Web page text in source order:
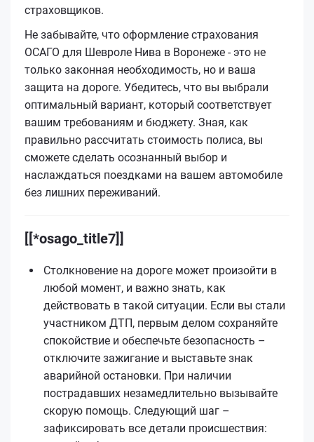
страховщиков.
Не забывайте, что оформление страхования
ОСАГО для Шевроле Нива в Воронеже - это не
только законная необходимость, но и ваша
защита на дороге. Убедитесь, что вы выбрали
оптимальный вариант, который соответствует
вашим требованиям и бюджету. Зная, как
правильно рассчитать стоимость полиса, вы
сможете сделать осознанный выбор и
наслаждаться поездками на вашем автомобиле
без лишних переживаний.
[[*osago_title7]]
Столкновение на дороге может произойти в
любой момент, и важно знать, как
действовать в такой ситуации. Если вы стали
участником ДТП, первым делом сохраняйте
спокойствие и обеспечьте безопасность –
отключите зажигание и выставьте знак
аварийной остановки. При наличии
пострадавших незамедлительно вызывайте
скорую помощь. Следующий шаг –
зафиксировать все детали происшествия: